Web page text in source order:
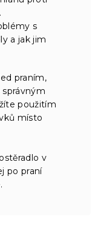
s
a jak jim
praním,
použitím
místo
v
po praní